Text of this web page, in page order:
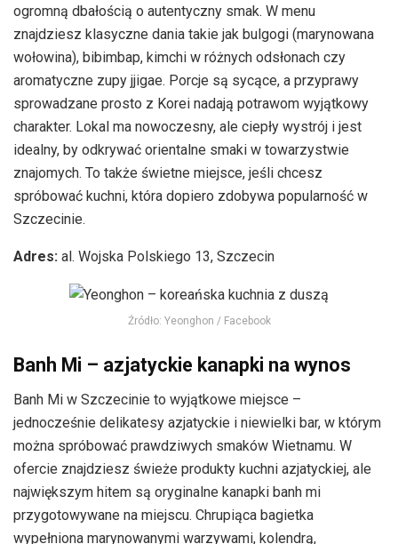
ogromną dbałością o autentyczny smak. W menu
znajdziesz klasyczne dania takie jak bulgogi (marynowana
wołowina), bibimbap, kimchi w różnych odsłonach czy
aromatyczne zupy jjigae. Porcje są sycące, a przyprawy
sprowadzane prosto z Korei nadają potrawom wyjątkowy
charakter. Lokal ma nowoczesny, ale ciepły wystrój i jest
idealny, by odkrywać orientalne smaki w towarzystwie
znajomych. To także świetne miejsce, jeśli chcesz
spróbować kuchni, która dopiero zdobywa popularność w
Szczecinie.
Adres: al. Wojska Polskiego 13, Szczecin
Źródło: Yeonghon / Facebook
Banh Mi – azjatyckie kanapki na wynos
Banh Mi w Szczecinie to wyjątkowe miejsce –
jednocześnie delikatesy azjatyckie i niewielki bar, w którym
można spróbować prawdziwych smaków Wietnamu. W
ofercie znajdziesz świeże produkty kuchni azjatyckiej, ale
największym hitem są oryginalne kanapki banh mi
przygotowywane na miejscu. Chrupiąca bagietka
wypełniona marynowanymi warzywami, kolendrą,